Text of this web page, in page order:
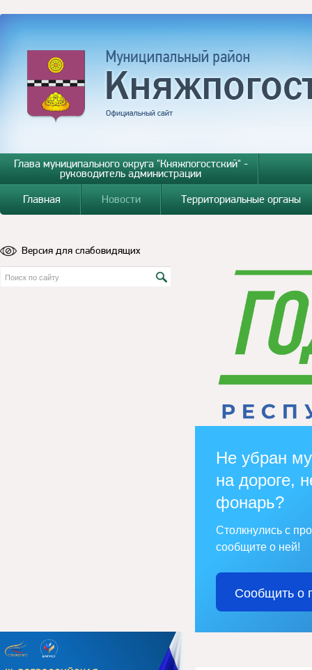
Глава муниципального округа "Княжпогостский" -
руководитель администрации
Главная
Новости Территориальные органы
Версия для слабовидящих
Не убран
на дороге,
фонарь?
Столкнулись с
сообщите о ней!
Сообщить о